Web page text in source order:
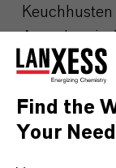
Wirkstoffe
Find the
Your